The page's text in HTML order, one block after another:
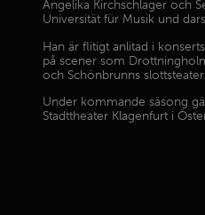
Angelika Kirchschlager och
Universität für Musik und
Han är flitigt anlitad i
på scener som
och Schönbrunns slottsteater.
Under kommande säsong
Stadttheater Klagenfurt i